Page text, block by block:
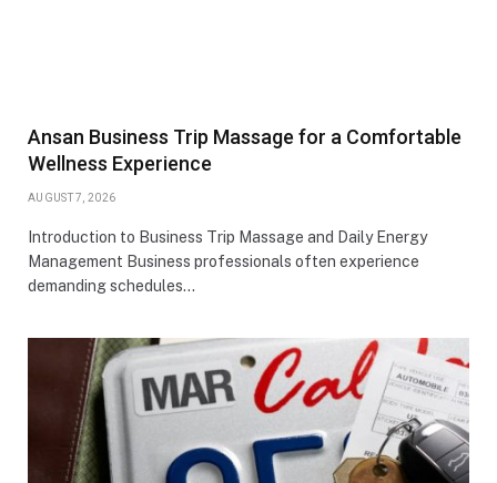
Ansan Business Trip Massage for a Comfortable
Wellness Experience
AUGUST 7, 2026
Introduction to Business Trip Massage and Daily Energy
Management Business professionals often experience
demanding schedules…